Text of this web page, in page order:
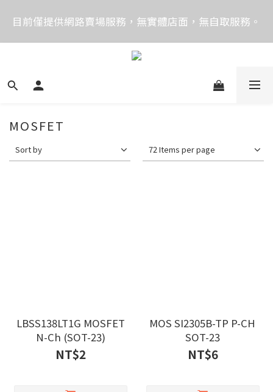
價格均含稅，下單享優惠！歡迎大量採購，由專人提供
專案報價。
目前僅提供網路賣場服務，無實體店面，無自取服務。
目前電話系統異常，暫時無法正常接聽來電，請改播
MOSFET
Sort by 72 Items per page
LBSS138LT1G MOSFET
N-Ch (SOT-23)
NT$2
MOS SI2305B-TP P-CH
SOT-23
NT$6